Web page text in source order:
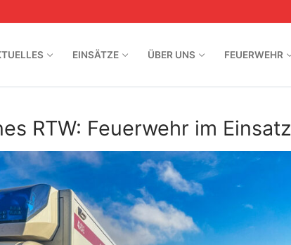
EINSÄTZE ÜBER UNS FEUERWEHR
RTW: Feuerwehr im Einsatz